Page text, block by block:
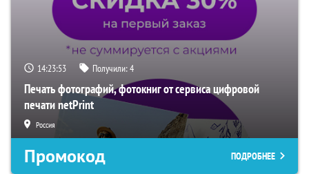
14:23:52 Получили:4
Печать фотографий, фотокниг от сервиса цифровой
печати netPrint
Россия
Промокод ПОДРОБНЕЕ